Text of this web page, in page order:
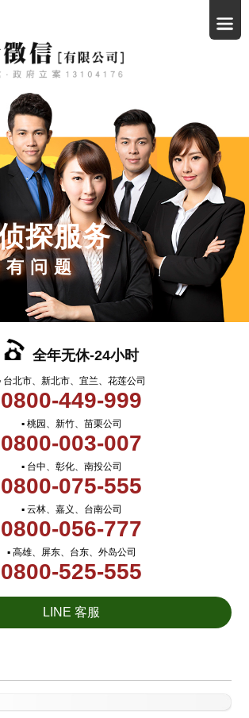
探服务
问题
全年无休-24小时
台北市、新北市、宜兰、花莲公司
0800-449-999
▪ 桃园、新竹、苗栗公司
0800-003-007
▪ 台中、彰化、南投公司
0800-075-555
▪ 云林、嘉义、台南公司
0800-056-777
▪ 高雄、屏东、台东、外岛公司
0800-525-555
LINE 客服